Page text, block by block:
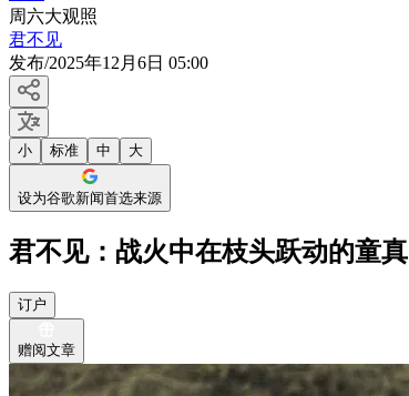
周六大观照
君不见
发布/2025年12月6日 05:00
小 标准 中 大
设为谷歌新闻首选来源
君不见：战火中在枝头跃动的童真
订户
赠阅文章